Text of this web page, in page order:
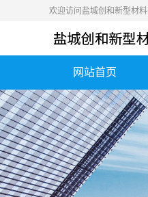
欢迎访问盐城创和新型材
网站首页